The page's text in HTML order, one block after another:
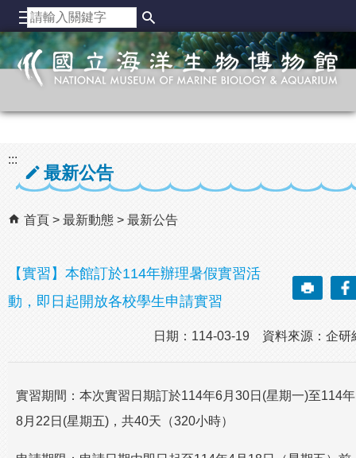
跳到主要內容區塊
:::
最新公告
首頁 最新動態 最新公告
【實習】本館訂於114年辦理暑假實習活
動，即日起開放各校學生申請實習
日期：114-03-19 資料來源：企研
實習期間：本次實習日期訂於114年6月30日(星期一)至114年
8月22日(星期五)，共40天（320小時）